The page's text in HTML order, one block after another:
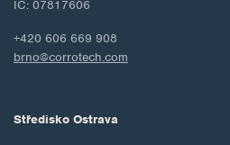
IČ: 07817606
+420 606 669 908
brno@corrotech.com
Středisko Ostrava